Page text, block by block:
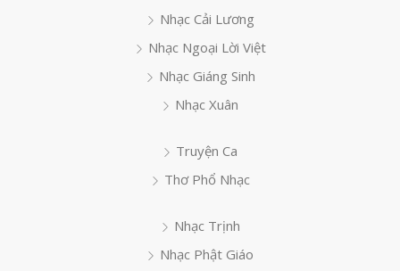
Nhạc Cải Lương
Nhạc Ngoại Lời Việt
Nhạc Giáng Sinh
Nhạc Xuân
Truyện Ca
Thơ Phổ Nhạc
Nhạc Trịnh
Nhạc Phật Giáo